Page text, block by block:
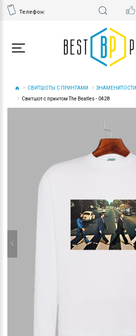
Телефон:
СВИТШОТЫ С ПРИНТАМИ
ЗНАМЕНИТОСТИ
Свитшот с принтом The Beatles - 0428